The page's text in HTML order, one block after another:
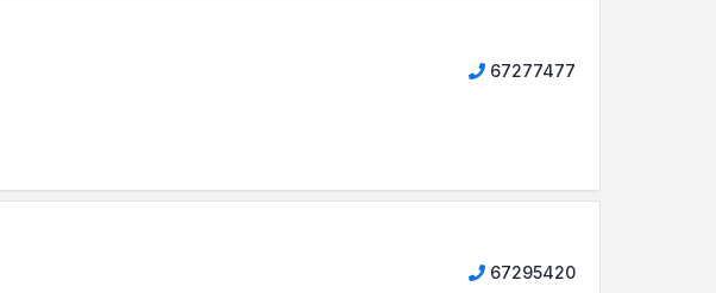
67277477
67295420